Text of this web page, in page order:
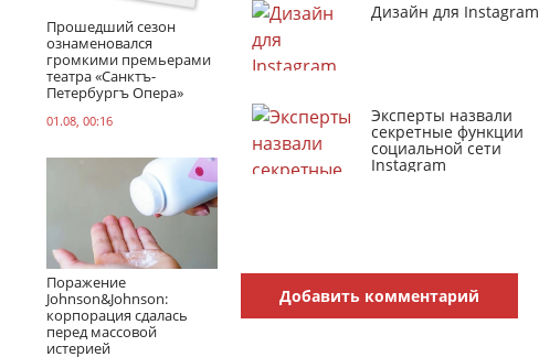
Прошедший сезон
ознаменовался
громкими премьерами
театра «Санктъ-
Петербургъ Опера»
01.08, 00:16
Поражение
Johnson&Johnson:
корпорация сдалась
перед массовой
истерией
Дизайн для Instagram
Эксперты назвали
секретные функции
социальной сети
Instagram
Добавить комментарий